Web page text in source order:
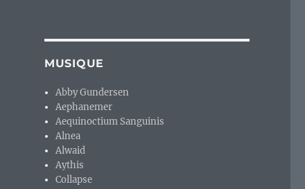
MUSIQUE
Abby Gundersen
Aephanemer
Aequinoctium Sanguinis
Alnea
Alwaid
Aythis
Collapse